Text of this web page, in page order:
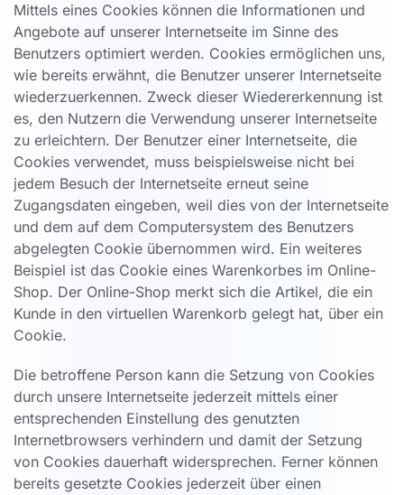
Mittels eines Cookies können die Informationen und
Angebote auf unserer Internetseite im Sinne des
Benutzers optimiert werden. Cookies ermöglichen uns,
wie bereits erwähnt, die Benutzer unserer Internetseite
wiederzuerkennen. Zweck dieser Wiedererkennung ist
es, den Nutzern die Verwendung unserer Internetseite
zu erleichtern. Der Benutzer einer Internetseite, die
Cookies verwendet, muss beispielsweise nicht bei
jedem Besuch der Internetseite erneut seine
Zugangsdaten eingeben, weil dies von der Internetseite
und dem auf dem Computersystem des Benutzers
abgelegten Cookie übernommen wird. Ein weiteres
Beispiel ist das Cookie eines Warenkorbes im Online-
Shop. Der Online-Shop merkt sich die Artikel, die ein
Kunde in den virtuellen Warenkorb gelegt hat, über ein
Cookie.
Die betroffene Person kann die Setzung von Cookies
durch unsere Internetseite jederzeit mittels einer
entsprechenden Einstellung des genutzten
Internetbrowsers verhindern und damit der Setzung
von Cookies dauerhaft widersprechen. Ferner können
bereits gesetzte Cookies jederzeit über einen